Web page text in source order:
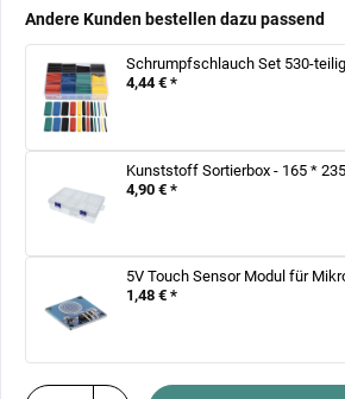
Andere Kunden bestellen dazu passend
Schrumpfschlauch Set 530-
4,44 € *
Kunststoff Sortierbox - 165 *
4,90 € *
5V Touch Sensor Modul für
1,48 € *